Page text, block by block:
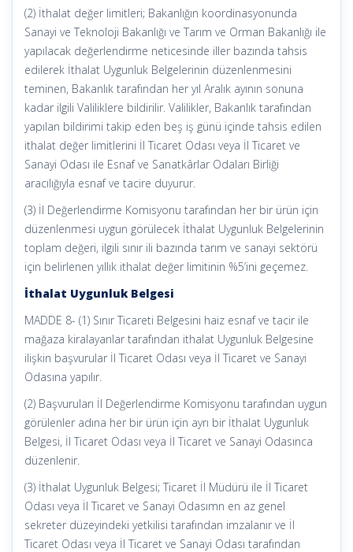
(2) İthalat değer limitleri; Bakanlığın koordinasyonunda
Sanayi ve Teknoloji Bakanlığı ve Tarım ve Orman Bakanlığı ile
yapılacak değerlendirme neticesinde iller bazında tahsis
edilerek İthalat Uygunluk Belgelerinin düzenlenmesini
teminen, Bakanlık tarafından her yıl Aralık ayının sonuna
kadar ilgili Valiliklere bildirilir. Valilikler, Bakanlık tarafından
yapılan bildirimi takip eden beş iş günü içinde tahsis edilen
ithalat değer limitlerini İl Ticaret Odası veya İl Ticaret ve
Sanayi Odası ile Esnaf ve Sanatkârlar Odaları Birliği
aracılığıyla esnaf ve tacire duyurur.
(3) İl Değerlendirme Komisyonu tarafından her bir ürün için
düzenlenmesi uygun görülecek İthalat Uygunluk Belgelerinin
toplam değeri, ilgili sınır ili bazında tarım ve sanayi sektörü
için belirlenen yıllık ithalat değer limitinin %5’ini geçemez.
İthalat Uygunluk Belgesi
MADDE 8- (1) Sınır Ticareti Belgesini haiz esnaf ve tacir ile
mağaza kiralayanlar tarafından ithalat Uygunluk Belgesine
ilişkin başvurular İl Ticaret Odası veya İl Ticaret ve Sanayi
Odasına yapılır.
(2) Başvuruları İl Değerlendirme Komisyonu tarafından uygun
görülenler adına her bir ürün için ayrı bir İthalat Uygunluk
Belgesi, İl Ticaret Odası veya İl Ticaret ve Sanayi Odasınca
düzenlenir.
(3) İthalat Uygunluk Belgesi; Ticaret İl Müdürü ile İl Ticaret
Odası veya İl Ticaret ve Sanayi Odasımn en az genel
sekreter düzeyindeki yetkilisi tarafından imzalanır ve İl
Ticaret Odası veya İl Ticaret ve Sanayi Odası tarafından